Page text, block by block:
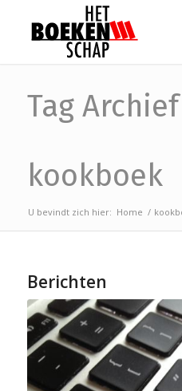
Tag
kookboek
U bevindt zich hier: Home /
Berichten